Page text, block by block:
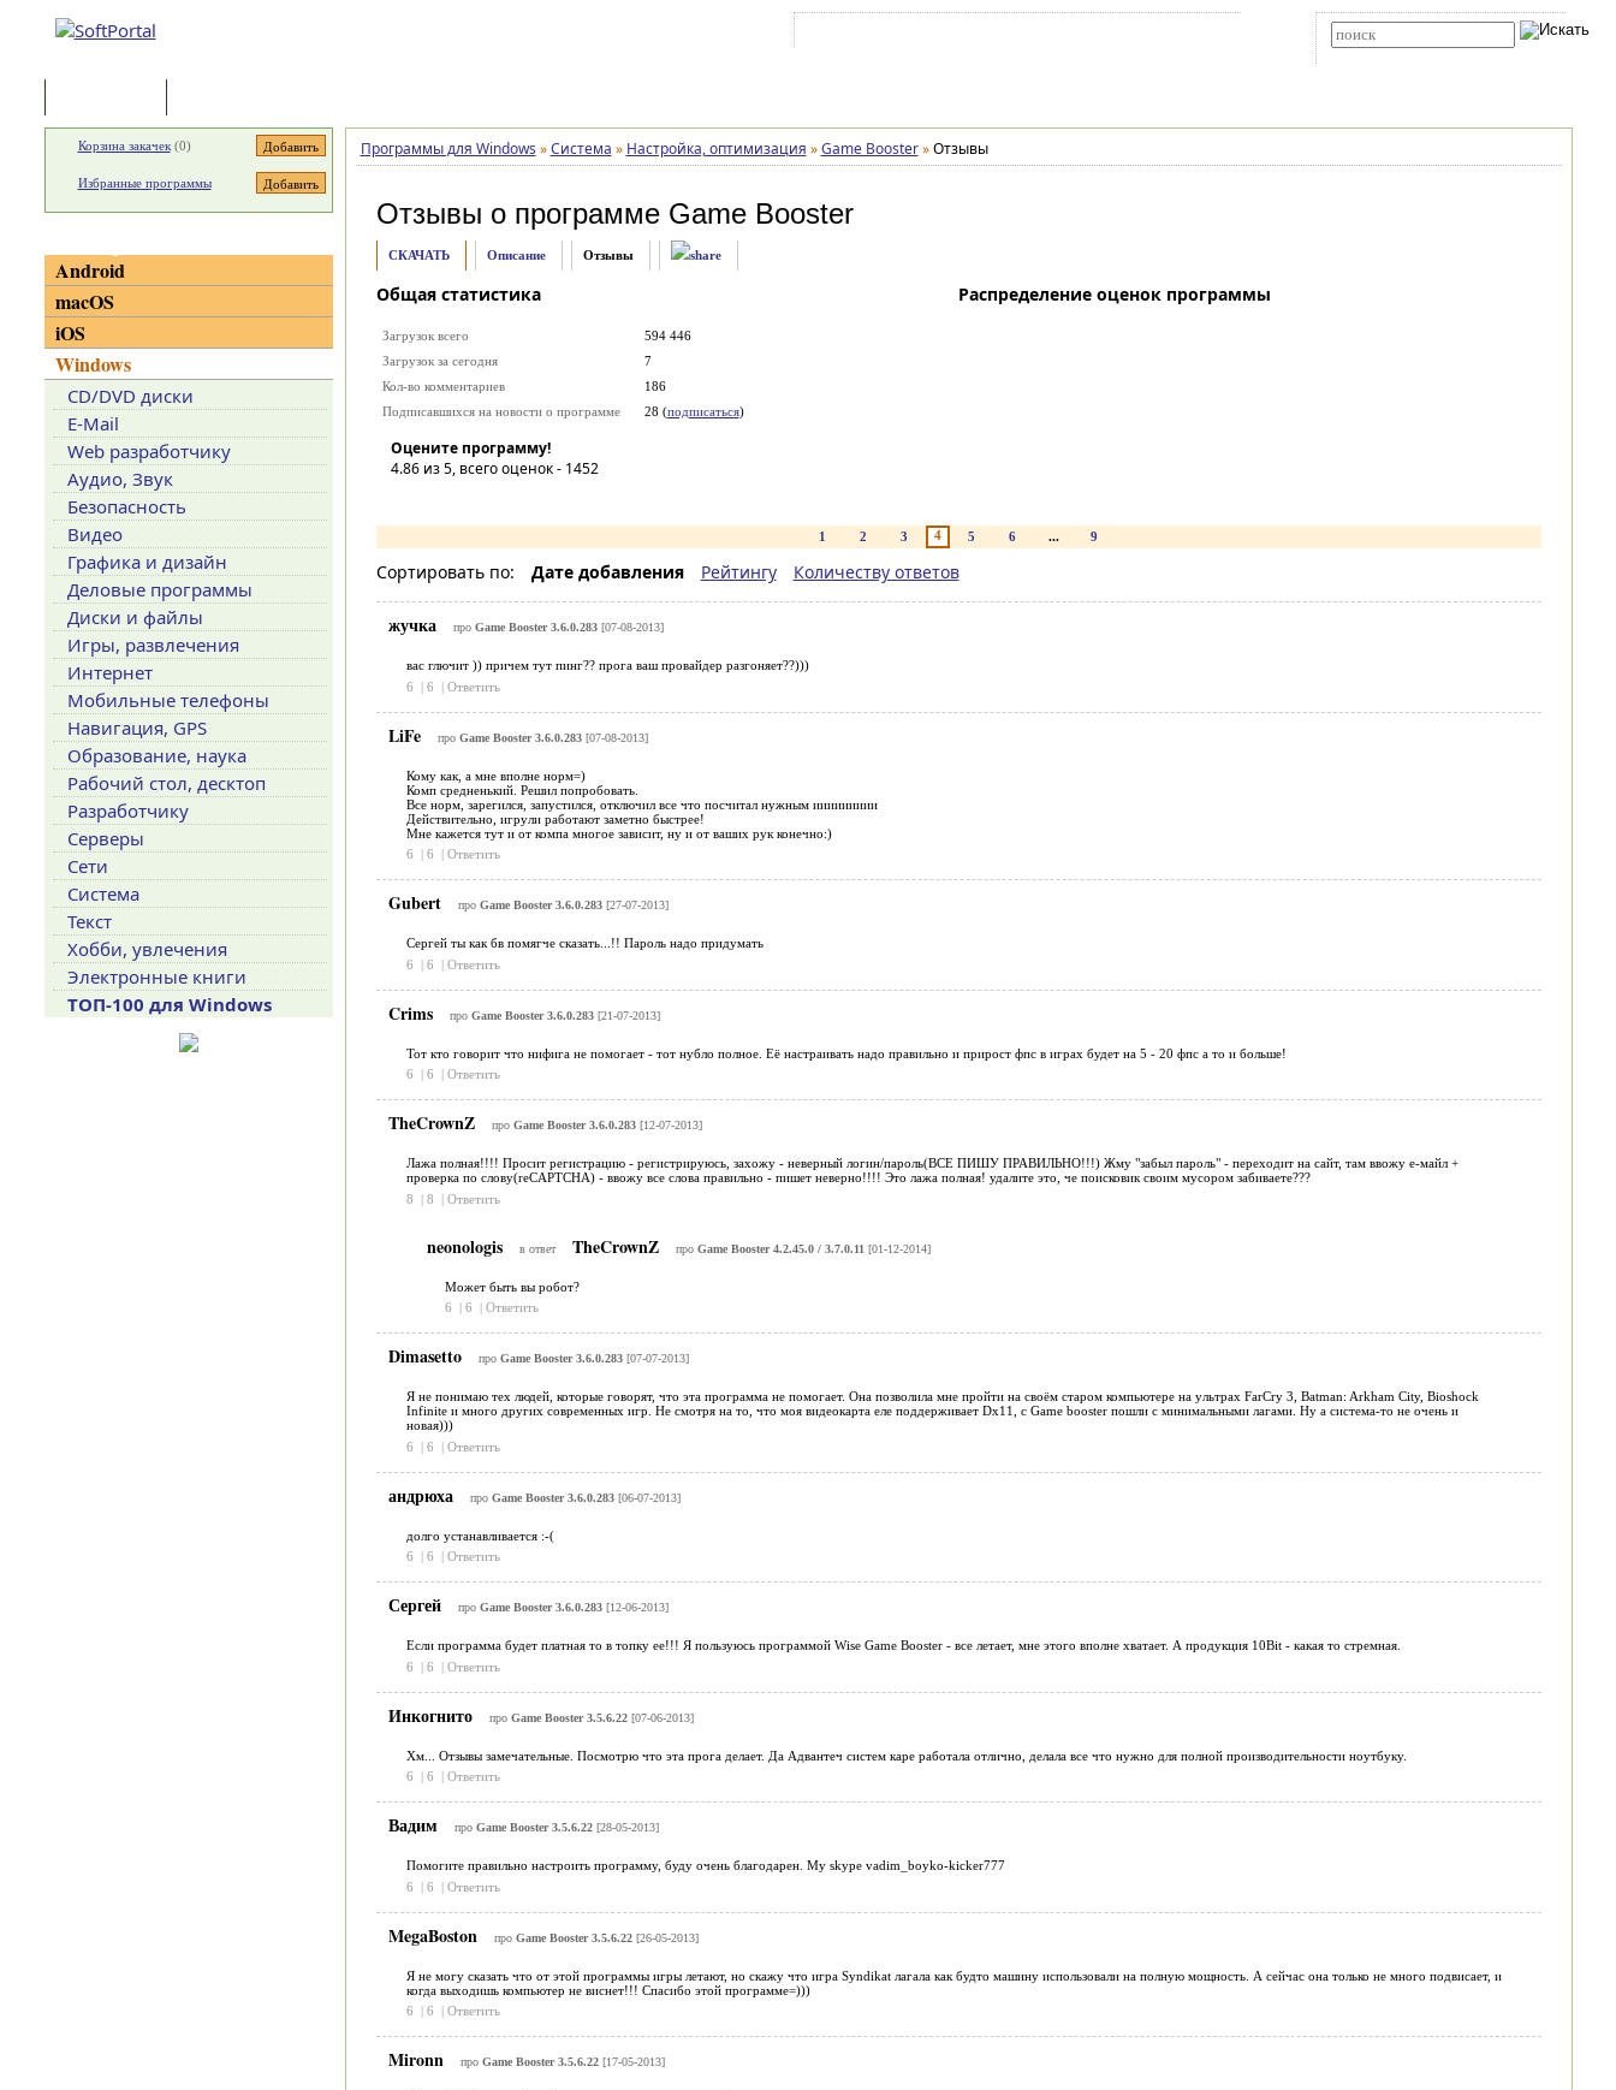
Программы для Windows » Система » Настройка, оптимизация » Game Booster » Отзывы
Отзывы о программе Game Booster
СКАЧАТЬ Описание Отзывы
Общая статистика
Загрузок всего
594 446
Загрузок за сегодня
7
Кол-во комментариев
186
Подписавшихся на новости о программе
28 (подписаться)
Оцените программу!
4.86из 5, всего оценок - 1452
Распределение оценок программы
1 2 3 4 5 6 ... 9
Сортировать по: Дате добавления Рейтингу Количеству ответов
жучка про Game Booster 3.6.0.283[07-08-2013]
вас глючит )) причем тут пинг?? прога ваш провайдер разгоняет??)))
6
| 6 | Ответить
LiFe про Game Booster 3.6.0.283[07-08-2013]
Кому как, а мне вполне норм=)
Комп средненький. Решил попробовать.
Все норм, зарегился, запустился, отключил все что посчитал нужным иииииииии
Действительно, игрули работают заметно быстрее!
Мне кажется тут и от компа многое зависит, ну и от ваших рук конечно:)
6
| 6 | Ответить
Gubert про Game Booster 3.6.0.283[27-07-2013]
Сергей ты как бв помягче сказать...!! Пароль надо придумать
6
| 6 | Ответить
Crims про Game Booster 3.6.0.283[21-07-2013]
Тот кто говорит что нифига не помогает - тот нубло полное. Её настраивать надо правильно и прирост фпс в играх будет на 5 - 20 фпс а то и больше!
6
| 6 | Ответить
TheCrownZ про Game Booster 3.6.0.283[12-07-2013]
Лажа полная!!!! Просит регистрацию - регистрируюсь, захожу - неверный логин/пароль(ВСЕ ПИШУ ПРАВИЛЬНО!!!) Жму "забыл пароль" - переходит на сайт, там ввожу е-майл +
проверка по слову(reCAPTCHA) - ввожу все слова правильно - пишет неверно!!!! Это лажа полная! удалите это, че поисковик своим мусором забиваете???
8
| 8 | Ответить
neonologis в ответ TheCrownZ про Game Booster 4.2.45.0 / 3.7.0.11 [01-12-2014]
Может быть вы робот?
6
| 6 | Ответить
Dimasetto про Game Booster 3.6.0.283[07-07-2013]
Я не понимаю тех людей, которые говорят, что эта программа не помогает. Она позволила мне пройти на своём старом компьютере на ультрах FarCry 3, Batman: Arkham City, Bioshock
Infinite и много других современных игр. Не смотря на то, что моя видеокарта еле поддерживает Dx11, с Game booster пошли с минимальными лагами. Ну а система-то не очень и
новая)))
6
| 6 | Ответить
андрюха про Game Booster 3.6.0.283[06-07-2013]
долго устанавливается :-(
6
| 6 | Ответить
Сергей про Game Booster 3.6.0.283[12-06-2013]
Если программа будет платная то в топку ее!!! Я пользуюсь программой Wise Game Booster - все летает, мне этого вполне хватает. А продукция 10Bit - какая то стремная.
6
| 6 | Ответить
Инкогнито про Game Booster 3.5.6.22[07-06-2013]
Хм... Отзывы замечательные. Посмотрю что эта прога делает. Да Адвантеч систем каре работала отлично, делала все что нужно для полной производительности ноутбуку.
6
| 6 | Ответить
Вадим про Game Booster 3.5.6.22[28-05-2013]
Помогите правильно настроить программу, буду очень благодарен. My skype vadim_boyko-kicker777
6
| 6 | Ответить
MegaBoston про Game Booster 3.5.6.22[26-05-2013]
Я не могу сказать что от этой программы игры летают, но скажу что игра Syndikat лагала как будто машину использовали на полную мощность. А сейчас она только не много подвисает, и
когда выходишь компьютер не виснет!!! Спасибо этой программе=)))
6
| 6 | Ответить
Mironn про Game Booster 3.5.6.22[17-05-2013]
Корзина закачек(0)
Избранные программы
Android
macOS
iOS
Windows
CD/DVD диски
E-Mail
Web разработчику
Аудио, Звук
Безопасность
Видео
Графика и дизайн
Деловые программы
Диски и файлы
Игры, развлечения
Интернет
Мобильные телефоны
Навигация, GPS
Образование, наука
Рабочий стол, десктоп
Разработчику
Серверы
Сети
Система
Текст
Хобби, увлечения
Электронные книги
ТОП-100 для Windows